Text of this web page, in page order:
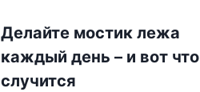
Делайте мостик лежа
каждый день – и вот что
случится